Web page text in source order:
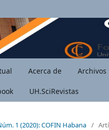
Acerca de Archivos
UH.SciRevistas
1 (2020): COFIN Habana /